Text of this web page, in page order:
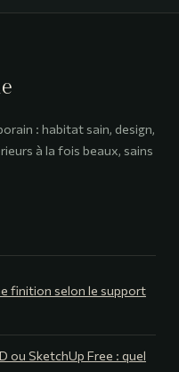
l’EHPAD
: habitat sain, design,
à la fois beaux, sains
finition selon le support
ou SketchUp Free : quel